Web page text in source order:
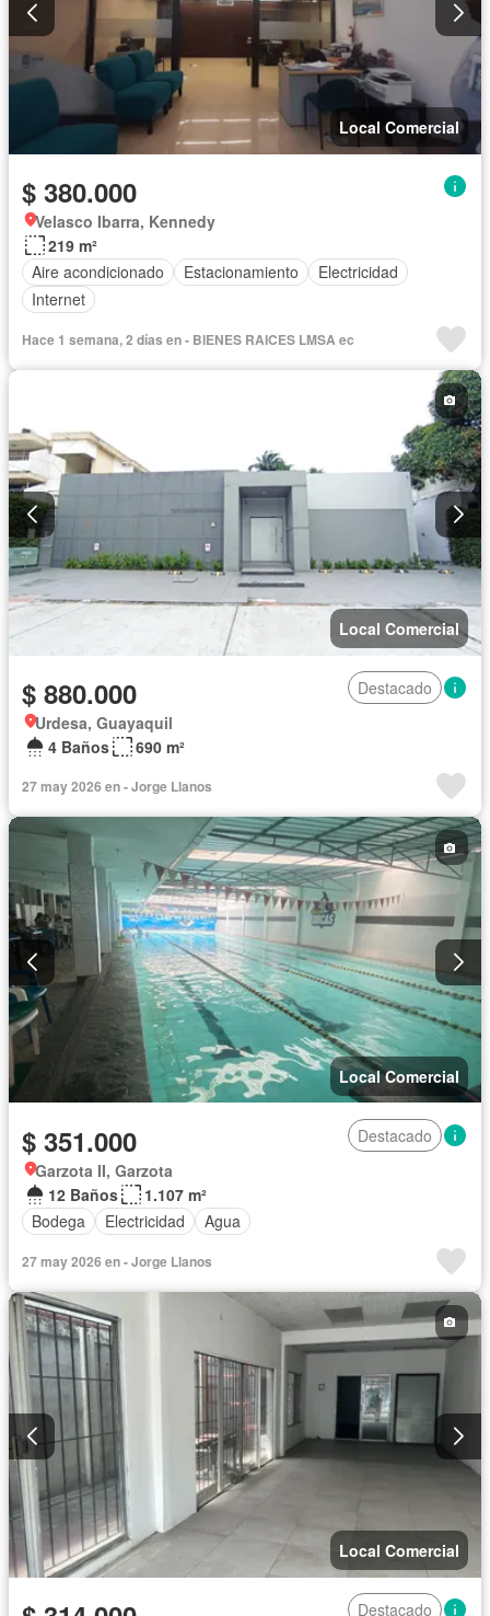
Local Comercial
$ 380.000
Velasco Ibarra, Kennedy
219 m²
Aire acondicionado
Estacionamiento
Electricidad
Internet
Hace 1 semana, 2 días en - BIENES RAICES LMSA ec
Local Comercial
$ 880.000
Destacado
Urdesa, Guayaquil
4 Baños
690 m²
27 may 2026 en - Jorge Llanos
Local Comercial
$ 351.000
Destacado
Garzota II, Garzota
12 Baños
1.107 m²
Bodega
Electricidad Agua
27 may 2026 en - Jorge Llanos
Local Comercial
Destacado